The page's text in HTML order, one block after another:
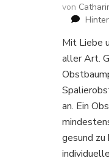
von
Mit Liebe
aller Art.
an. Ein
gesund zu